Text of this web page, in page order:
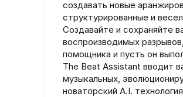
создавать новые
структурированные и
Создавайте и сохраняйте
воспроизводимых
помощника и пусть он
The Beat Assistant вводит
музыкальных,
новаторский A.I.